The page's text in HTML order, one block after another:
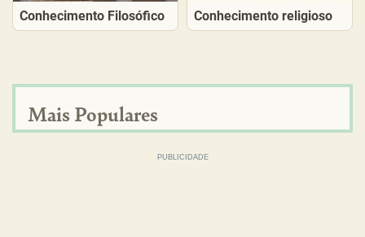
Conhecimento Filosófico Conhecimento religioso
Mais Populares